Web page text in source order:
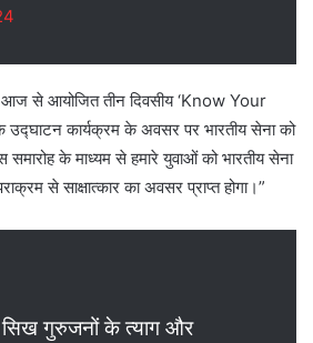
से आयोजित तीन दिवसीय ‘Know Your
कार्यक्रम के अवसर पर भारतीय सेना को
के माध्यम से हमारे युवाओं को भारतीय सेना
से साक्षात्कार का अवसर प्राप्त होगा।”
सिख गुरुजनों के त्याग और